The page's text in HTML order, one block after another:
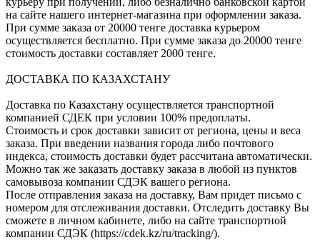
на сайте нашего интернет-магазина при оформлении заказа.
При сумме заказа от 20000 тенге доставка курьером
осуществляется бесплатно. При сумме заказа до 20000 тенге
стоимость доставки составляет 2000 тенге.
ДОСТАВКА ПО КАЗАХСТАНУ
Доставка по Казахстану осуществляется транспортной
компанией СДЕК при условии 100% предоплаты.
Стоимость и срок доставки зависит от региона, цены и веса
заказа. При введении названия города либо почтового
индекса, стоимость доставки будет рассчитана автоматически.
Можно так же заказать доставку заказа в любой из пунктов
самовывоза компании СДЭК вашего региона.
После отправления заказа на доставку, Вам придет письмо с
номером для отслеживания доставки. Отследить доставку Вы
сможете в личном кабинете, либо на сайте транспортной
компании СДЭК (https://cdek.kz/ru/tracking/).